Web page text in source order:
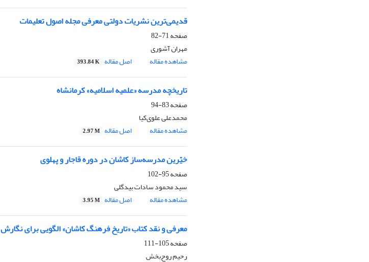
قدیمی‌ترین نشریات دولتی معرفی مجله اصول تعلیمات
صفحه71-82
مهران آشوری
مشاهده مقاله
اصل مقاله 393.84 K
تاریخچه مدرسه «علمیه اسلامیه» کرمانشاه
صفحه83-94
محمدعلی علوی‌کیا
مشاهده مقاله
اصل مقاله 2.97 M
خیّرین مدرسه‌ساز کاشان در دوره قاجار و پهلوی
صفحه95-102
سید محمود سادات بیدگلی
مشاهده مقاله
اصل مقاله 3.95 M
معرفی و نقد کتاب «تاریخ فرهنگ کاشان» الگویی برای
صفحه105-111
رحیم روح‌بخش